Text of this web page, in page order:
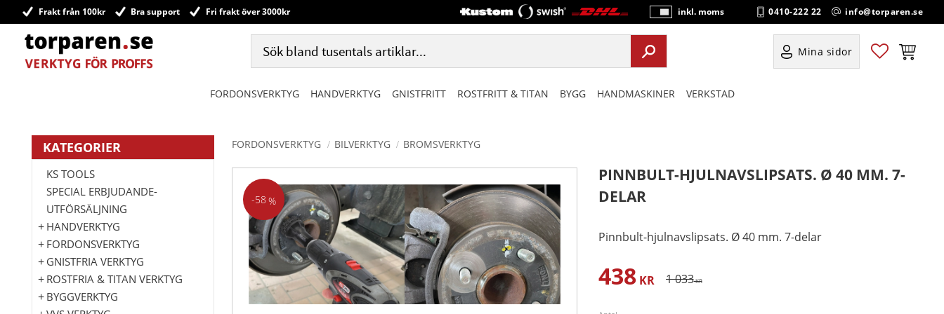
Frakt från 100kr Bra support Fri frakt över 3000kr
P
ri
s
e
vi
inkl. moms 0410-222 22 info@torparen.se
Mina sidor Favoriter
FORDONSVERKTYG HANDVERKTYG GNISTFRITT ROSTFRITT & TITAN BYGG HANDMASKINER VERKSTAD
FORDONSVERKTYG BILVERKTYG BROMSVERKTYG
PINNBULT-HJULNAVSLIPSATS. Ø 40 MM. 7-
DELAR
Pinnbult-hjulnavslipsats. Ø 40 mm. 7-delar
58 %
Nedsatt pris:
438KR Ordinarie pris:
1 033KR
KATEGORIER
KS TOOLS
SPECIAL ERBJUDANDE-
UTFÖRSÄLJNING
HANDVERKTYG
FORDONSVERKTYG
GNISTFRIA VERKTYG
ROSTFRIA & TITAN VERKTYG
BYGGVERKTYG